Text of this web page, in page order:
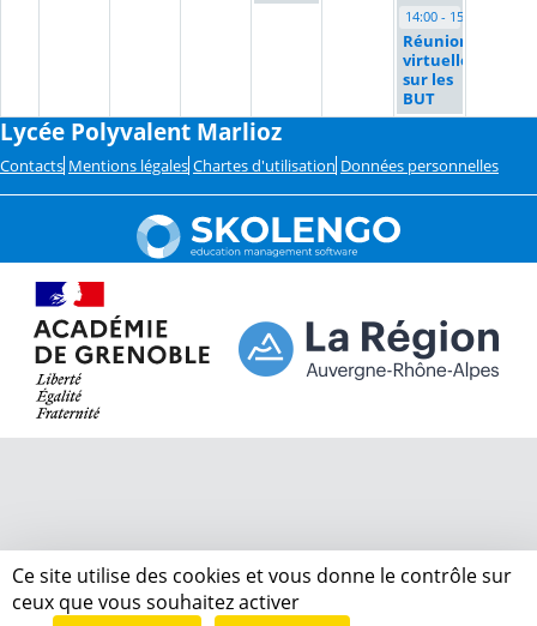
14:00 - 15:00
Réunion
virtuelle
sur les
BUT
Lycée Polyvalent Marlioz
Contacts Mentions légales Chartes d'utilisation Données personnelles
Ce site utilise des cookies et vous donne le contrôle sur
ceux que vous souhaitez activer